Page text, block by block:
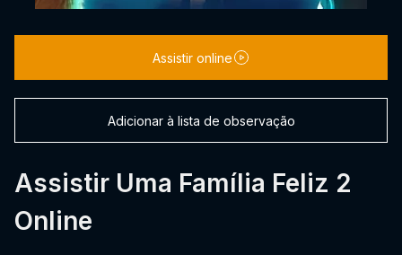
Assistir Uma Família Feliz 2
Online
Assistir online
Adicionar à lista de observação